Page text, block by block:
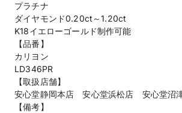
プラチナ
ダイヤモンド0.20ct～1.20ct
K18イエローゴールド制作可能
【品番】
カリヨン
LD346PR
【取扱店舗】
安心堂静岡本店 安心堂浜松店 安心堂沼
【備考】